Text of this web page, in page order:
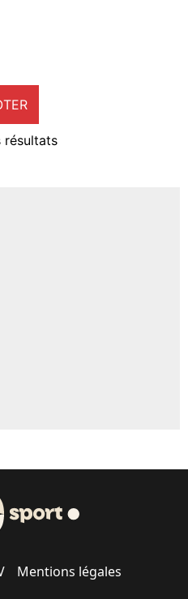
résultats
Mentions légales